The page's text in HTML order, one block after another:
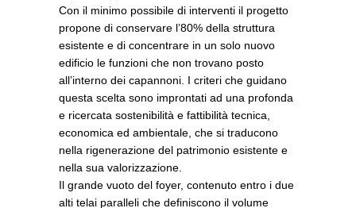
Con il minimo possibile di interventi il progetto
propone di conservare l’80% della struttura
esistente e di concentrare in un solo nuovo
edificio le funzioni che non trovano posto
all’interno dei capannoni. I criteri che guidano
questa scelta sono improntati ad una profonda
e ricercata sostenibilità e fattibilità tecnica,
economica ed ambientale, che si traducono
nella rigenerazione del patrimonio esistente e
nella sua valorizzazione.
Il grande vuoto del foyer, contenuto entro i due
alti telai paralleli che definiscono il volume